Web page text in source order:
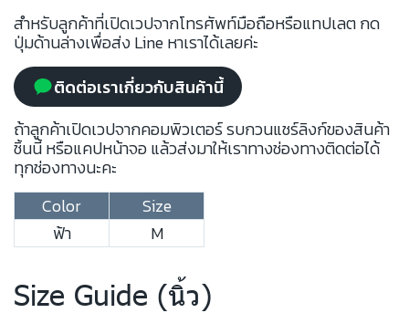
สำหรับลูกค้าที่เปิดเวปจากโทรศัพท์มือถือหรือแทปเลต กด
ปุ่มด้านล่างเพื่อส่ง Line หาเราได้เลยค่ะ
ติดต่อเราเกี่ยวกับสินค้านี้
ถ้าลูกค้าเปิดเวปจากคอมพิวเตอร์ รบกวนแชร์ลิงก์ของสินค้า
ชิ้นนี้ หรือแคปหน้าจอ แล้วส่งมาให้เราทางช่องทางติดต่อได้
ทุกช่องทางนะคะ
Color
Size
ฟ้า
M
Size Guide (นิ้ว)